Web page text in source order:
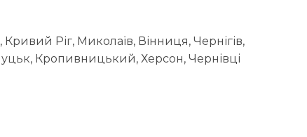
Ріг, Миколаїв, Вінниця, Чернігів,
Кропивницький, Херсон, Чернівці